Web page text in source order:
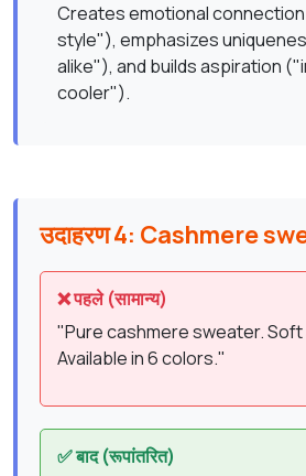
Creates emotional
style"), emphasizes
alike"), and builds aspiration
cooler").
उदाहरण 4: Cashmere
❌ पहले (सामान्य)
"Pure cashmere sweater. Soft
Available in 6 colors."
✅ बाद (रूपांतरित)